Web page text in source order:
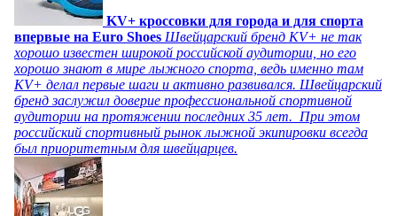
KV+ кроссовки для города и для спорта
впервые на Euro Shoes Швейцарский бренд KV+ не так
хорошо известен широкой российской аудитории, но его
хорошо знают в мире лыжного спорта, ведь именно там
KV+ делал первые шаги и активно развивался. Швейцарский
бренд заслужил доверие профессиональной спортивной
аудитории на протяжении последних 35 лет. При этом
российский спортивный рынок лыжной экипировки всегда
был приоритетным для швейцарцев.